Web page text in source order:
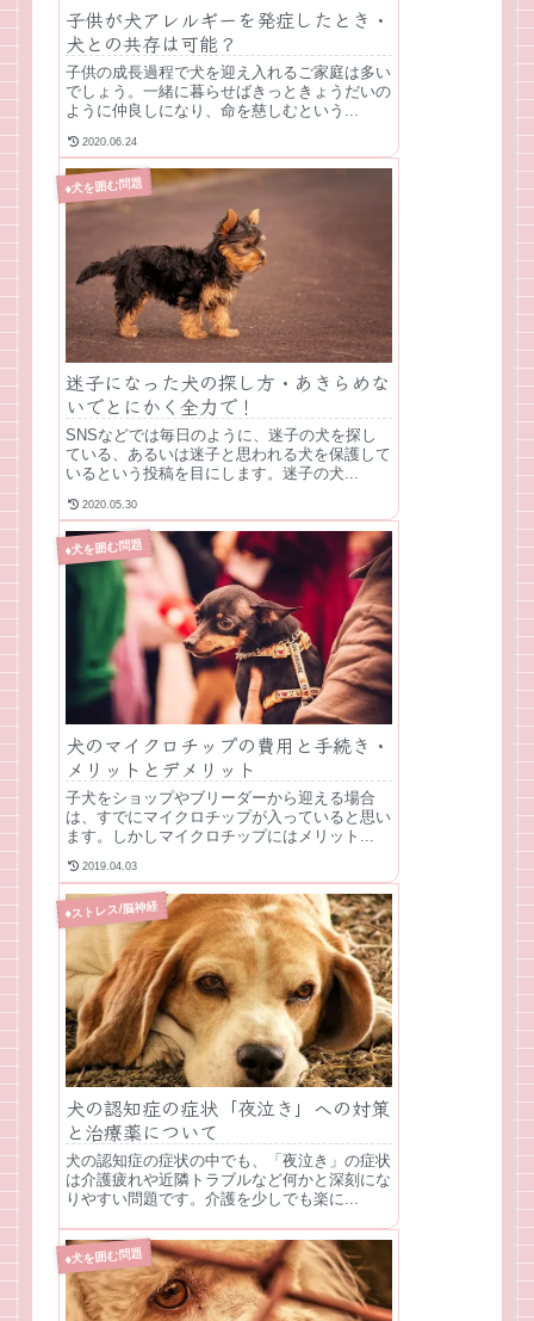
子供が犬アレルギーを発症したとき・
犬との共存は可能？
子供の成長過程で犬を迎え入れるご家庭は多い
でしょう。一緒に暮らせばきっときょうだいの
ように仲良しになり、命を慈しむという...
2020.06.24
♦犬を囲む問題
迷子になった犬の探し方・あきらめな
いでとにかく全力で！
SNSなどでは毎日のように、迷子の犬を探し
ている、あるいは迷子と思われる犬を保護して
いるという投稿を目にします。迷子の犬...
2020.05.30
♦犬を囲む問題
犬のマイクロチップの費用と手続き・
メリットとデメリット
子犬をショップやブリーダーから迎える場合
は、すでにマイクロチップが入っていると思い
ます。しかしマイクロチップにはメリット...
2019.04.03
♦ストレス/脳神経
犬の認知症の症状「夜泣き」への対策
と治療薬について
犬の認知症の症状の中でも、「夜泣き」の症状
は介護疲れや近隣トラブルなど何かと深刻にな
りやすい問題です。介護を少しでも楽に...
♦犬を囲む問題